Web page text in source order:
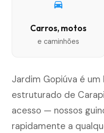
Carros, motos
e caminhões
Jardim Gopiúva é
estruturado de
acesso — nossos
rapidamente a